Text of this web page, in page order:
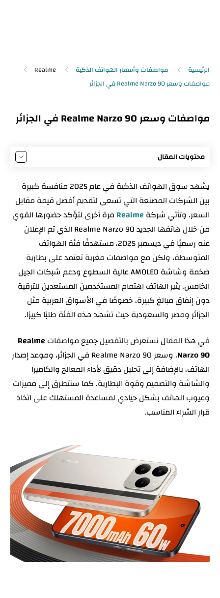
الرئيسية مواصفات وأسعار الهواتف الذكية Realme
مواصفات وسعر Realme Narzo 90 في الجزائر
محتويات المقال
موعد إصدار Realme Narzo 90
تصميم Realme Narzo 90: بين العملية والحداثة
شاشة Realme Narzo 90: سطوع خارق وتجربة بصرية
سلسة
معالج Realme Narzo 90: هل يقدم Dimensity 6400
Max أداءً مقنعًا؟
كاميرا Realme Narzo 90: جودة صور جيدة خصوصًا في
بطارية Realme Narzo 90: السعة الأكبر هي بطل هذه
الفئة
سعر Realme Narzo 90 في الجزائر
مميزات Realme Narzo 90
عيوب Realme Narzo 90
الخلاصة: هل يستحق Realme Narzo 90 الشراء؟
يشهد سوق الهواتف الذكية في عام 2025 منافسة كبيرة
بين الشركات المصنعة التي تسعى لتقديم أفضل قيمة مقابل
السعر. وتأتي شركة Realme مرة أخرى لتؤكد حضورها القوي
من خلال هاتفها الجديد Realme Narzo 90 الذي تم الإعلان
عنه رسميًا في ديسمبر 2025، مستهدفًا فئة الهواتف
المتوسطة، ولكن مع مواصفات مغرية تعتمد على بطارية
ضخمة وشاشة AMOLED عالية السطوع ودعم شبكات الجيل
الخامس. يثير الهاتف اهتمام المستخدمين المستعدين للترقية
دون إنفاق مبالغ كبيرة، خصوصًا في الأسواق العربية مثل
الجزائر ومصر والسعودية حيث تشهد هذه الفئة طلبًا كبيرًا.
في هذا المقال نستعرض بالتفصيل جميع مواصفات Realme
Narzo 90
، وسعر Realme Narzo 90 في الجزائر، وموعد إصدار
الهاتف، بالإضافة إلى تحليل دقيق لأداء المعالج والكاميرا
والشاشة والتصميم وقوة البطارية. كما سنتطرق إلى مميزات
وعيوب الهاتف بشكل حيادي لمساعدة المستهلك على اتخاذ
قرار الشراء المناسب.